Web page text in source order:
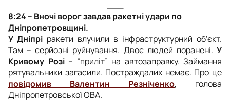
8:24 – Вночі ворог завдав ракетні удари по
Дніпропетровщині.
У Дніпрі ракети влучили в інфраструктурний об’єкт.
Там –серйозні руйнування. Двоє людей поранені.У
Кривому Розі – “приліт” на автозаправку. Займання
рятувальники загасили. Постраждалих немає. Про це
повідомив Валентин Резніченко, голова
Дніпропетровської ОВА.